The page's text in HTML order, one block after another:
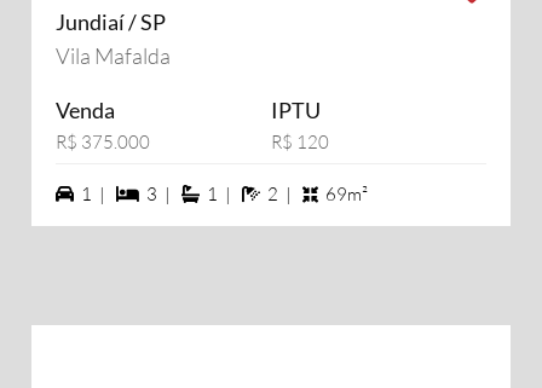
Jundiaí / SP
Vila Mafalda
Venda
R$ 375.000
IPTU
R$ 120
1 vagas na garagem
1 | 3 dormiórios
3 | 1 suítes
1 | 2 banheiros
2 | 69m²